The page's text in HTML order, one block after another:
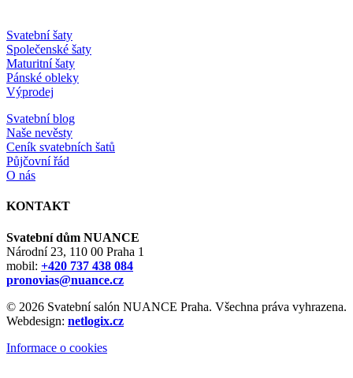
Svatební šaty
Společenské šaty
Maturitní šaty
Pánské obleky
Výprodej
Svatební blog
Naše nevěsty
Ceník svatebních šatů
Půjčovní řád
O nás
KONTAKT
Svatební dům NUANCE
Národní 23, 110 00 Praha 1
mobil: +420 737 438 084
pronovias@nuance.cz
© 2026 Svatební salón NUANCE Praha. Všechna práva vyhrazena.
Webdesign: netlogix.cz
Informace o cookies